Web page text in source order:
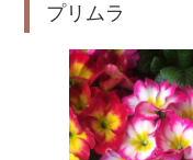
プリムラ